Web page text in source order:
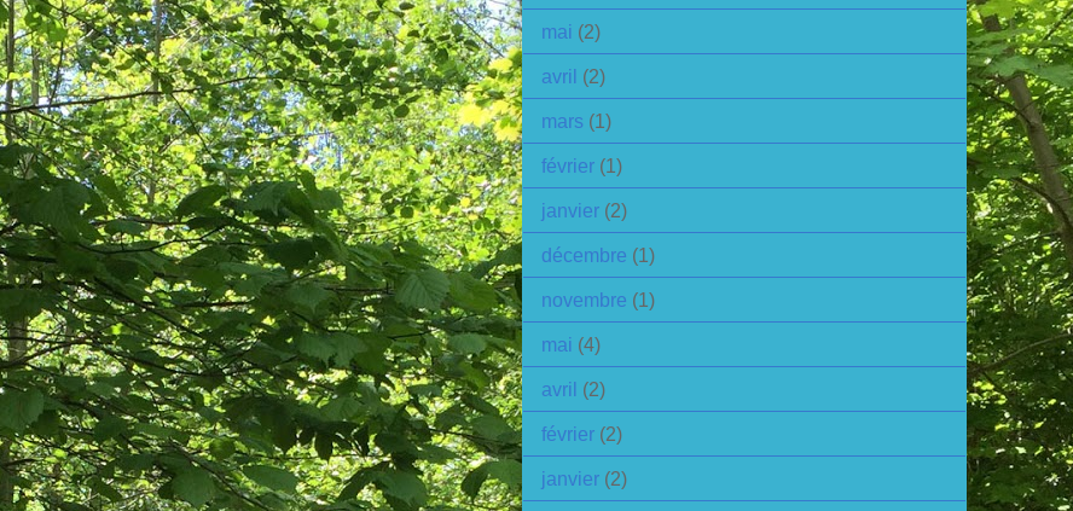
mai (2)
avril (2)
mars (1)
février (1)
janvier (2)
décembre (1)
novembre (1)
mai (4)
avril (2)
février (2)
janvier (2)